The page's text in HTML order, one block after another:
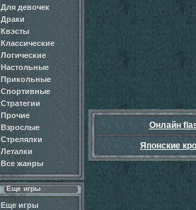
Для девочек
Драки
Квэсты
Классические
Логические
Настольные
Прикольные
Спортивные
Стратегии
Прочие
Взрослые
Стрелялки
Леталки
Все жанры
Еще игры
Еще игры
Онлайн
Японские